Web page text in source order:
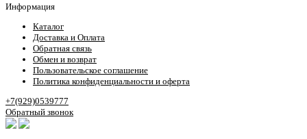
Информация
Каталог
Доставка и Оплата
Обратная связь
Обмен и возврат
Пользовательское соглашение
Политика конфиденциальности и оферта
+7(929)0539777
Обратный звонок